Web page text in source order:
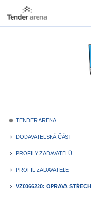
fiber_manual_record TENDER ARENA
keyboard_arrow_right DODAVATELSKÁ ČÁST
keyboard_arrow_right PROFILY ZADAVATELŮ
keyboard_arrow_right PROFIL ZADAVATELE
keyboard_arrow_right VZ0066220: OPRAVA